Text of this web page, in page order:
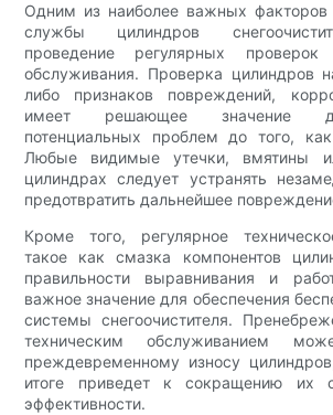
Одним из наиболее важных факторов
службы цилиндров
проведение регулярных проверок
обслуживания. Проверка цилиндров
либо признаков повреждений,
имеет решающее значение
потенциальных проблем до того,
Любые видимые утечки, вмятины
цилиндрах следует устранять
предотвратить дальнейшее
Кроме того, регулярное
такое как смазка компонентов
правильности выравнивания и
важное значение для обеспечения
системы снегоочистителя.
техническим обслуживанием
преждевременному износу
итоге приведет к сокращению их
эффективности.